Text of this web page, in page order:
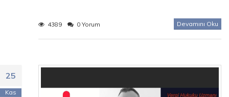
4389 0 Yorum Devamını Oku
25
Kas